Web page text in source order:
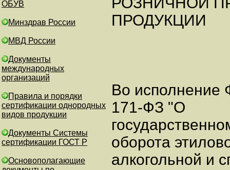
ОБУВ
Минздрав России
МВД России
Документы
международных
организаций
Правила и порядки
сертификации однородных
видов продукции
Документы Системы
сертификации ГОСТ Р
Основополагающие
ПРОДУКЦИИ
Во исполнение
171-ФЗ "О
оборота
алкогольной и